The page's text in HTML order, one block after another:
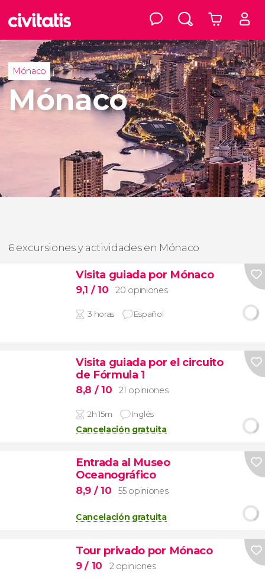
Mónaco
Mónaco
6 excursiones y actividades en Mónaco
Visita guiada por Mónaco
9,1 / 10 20 opiniones
3 horas Español
Visita guiada por el circuito
de Fórmula 1
8,8 / 10 21 opiniones
2h 15m Inglés
Cancelación gratuita
Entrada al Museo
Oceanográfico
8,9 / 10 55 opiniones
Cancelación gratuita
Tour privado por Mónaco
9/ 10 2 opiniones